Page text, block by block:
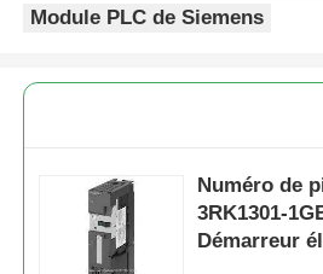
Module PLC de Siemens
Numéro de
3RK1301-
Démarreur